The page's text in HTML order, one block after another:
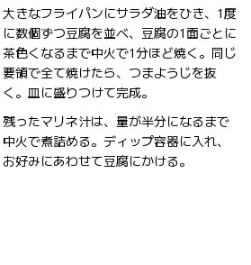
大きなフライパンにサラダ油をひき、1度
に数個ずつ豆腐を並べ、豆腐の1面ごとに
茶色くなるまで中火で1分ほど焼く。同じ
要領で全て焼けたら、つまようじを抜
く。皿に盛りつけて完成。
残ったマリネ汁は、量が半分になるまで
中火で煮詰める。ディップ容器に入れ、
お好みにあわせて豆腐にかける。